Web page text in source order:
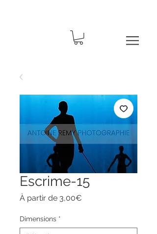
Escrime-15
À partir de 3,00€
Dimensions *